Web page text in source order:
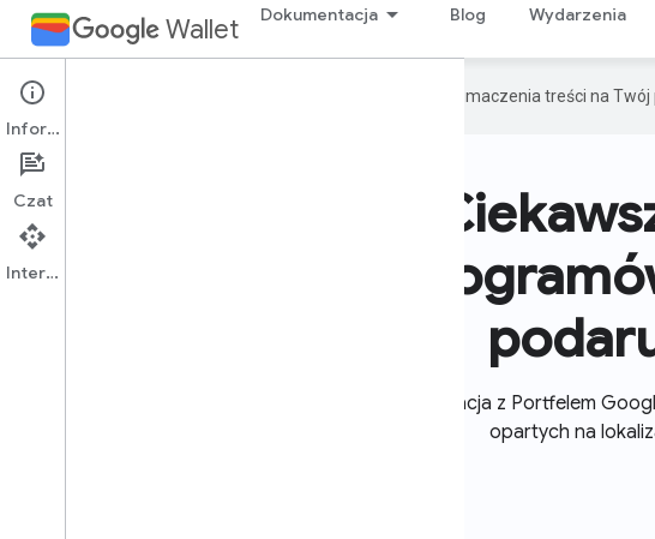
Wallet Dokumentacja Blog Wydarzenia
Google używa technologii AI do tłumaczenia treści na
Integracja z Portfelem
opartych na
Informacje
Czat
Interfejs API